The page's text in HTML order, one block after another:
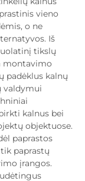
vieno
o ne
Iš
tikslų
montavimo
padėklus kalnų
valdymui
kalnus bei
objektuose.
paprastos
paprastų
įrangos.